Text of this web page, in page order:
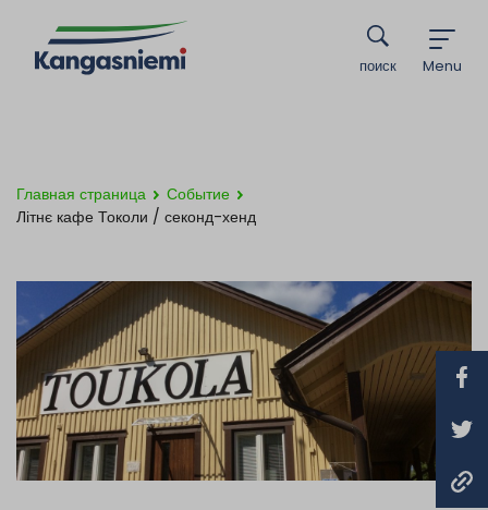
Menu
поиск
Главная страница
Событие
Літнє кафе Токоли / секонд-хенд